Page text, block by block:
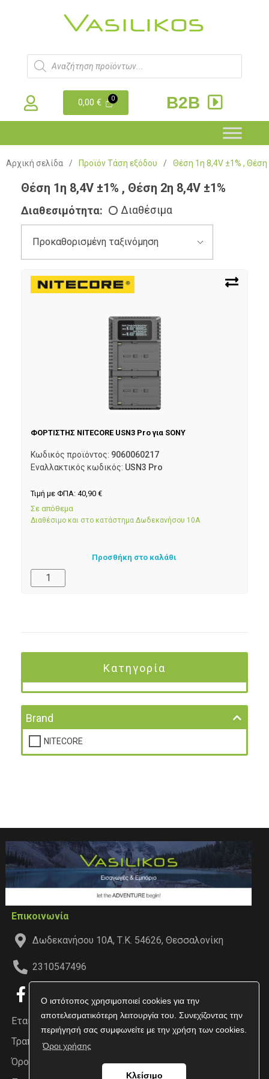
Ο ιστότοπος χρησιμοποιεί cookies για την
αποτελεσματικότερη λειτουργία του. Συνεχίζοντας την
περιήγησή σας συμφωνείτε με την χρήση των cookies.
Όροι χρήσης
Κλείσιμο
0,00€ B2B
Αρχική σελίδα / Προϊόν Τάση εξόδου / Θέση 1η 8,4V ±1% , Θέση
Θέση 1η 8,4V ±1% , Θέση 2η 8,4V ±1%
Διαθεσιμότητα: Διαθέσιμα
ΦΟΡΤΙΣΤΗΣ NITECORE USN3 Pro για SONY
Κωδικός προϊόντος: 9060060217
Εναλλακτικός κωδικός: USN3 Pro
Τιμή με ΦΠΑ: 40,90 €
Σε απόθεμα
Διαθέσιμο και στο κατάστημα Δωδεκανήσου 10Α
Προσθήκη στο καλάθι
Κατηγορία
Brand
NITECORE
Επικοινωνία
Δωδεκανήσου 10Α, Τ.Κ. 54626, Θεσσαλονίκη
2310547496
Εταιρεία
Τραπεζικοί Λογαριασμοί
Όροι χρήσης